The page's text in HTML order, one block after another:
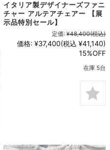
イタリア製デザイナーズファニ
チャー アルテアチェアー 【展
示品特別セール】
定価: ¥48,400(税込)
価格: ¥37,400(税込 ¥41,140)
15%OFF
在庫 5台